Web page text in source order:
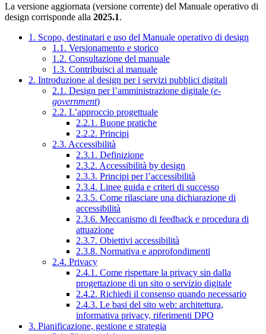
La versione aggiornata (versione corrente) del Manuale operativo di
design corrisponde alla 2025.1.
1. Scopo, destinatari e uso del Manuale operativo di design
1.1. Versionamento e storico
1.2. Consultazione del manuale
1.3. Contribuisci al manuale
2. Introduzione al design per i servizi pubblici digitali
2.1. Design per l’amministrazione digitale (e-
government)
2.2. L’approccio progettuale
2.2.1. Buone pratiche
2.2.2. Principi
2.3. Accessibilità
2.3.1. Definizione
2.3.2. Accessibilità by design
2.3.3. Principi per l’accessibilità
2.3.4. Linee guida e criteri di successo
2.3.5. Come rilasciare una dichiarazione di
accessibilità
2.3.6. Meccanismo di feedback e procedura di
attuazione
2.3.7. Obiettivi accessibilità
2.3.8. Normativa e approfondimenti
2.4. Privacy
2.4.1. Come rispettare la privacy sin dalla
progettazione di un sito o servizio digitale
2.4.2. Richiedi il consenso quando necessario
2.4.3. Le basi del sito web: architettura,
informativa privacy, riferimenti DPO
3. Pianificazione, gestione e strategia